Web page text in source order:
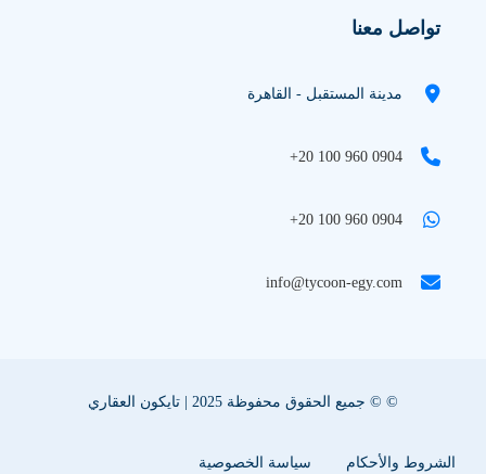
تواصل معنا
مدينة المستقبل - القاهرة
+20 100 960 0904
+20 100 960 0904
info@tycoon-egy.com
© © جميع الحقوق محفوظة 2025 | تايكون العقاري
الشروط والأحكام سياسة الخصوصية